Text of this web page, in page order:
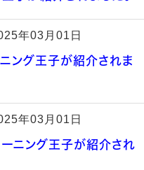
年03月01日
ング王子が紹介されま
年03月01日
ニング王子が紹介され